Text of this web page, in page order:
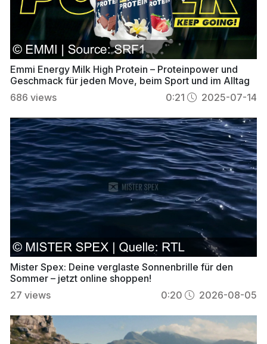
Emmi Energy Milk High Protein – Proteinpower und
Geschmack für jeden Move, beim Sport und im Alltag
686 views 0:21 2025-07-14
Mister Spex: Deine verglaste Sonnenbrille für den
Sommer – jetzt online shoppen!
27 views 0:20 2026-08-05